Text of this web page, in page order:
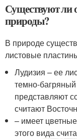
Существуют ли
природы?
В природе
листовые
Лудизия – ее
темно-
представляют
считают
– имеет
этого вида